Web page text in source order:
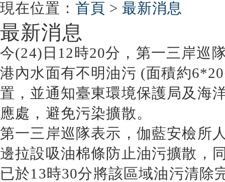
:::
現在位置 ： 首頁 > 最新消息
最新消息
今(24)日12時20分，第一三岸巡
港內水面有不明油污 (面積約
置，並通知臺東環境保護局及海
應處，避免污染擴散。
第一三岸巡隊表示，伽藍安檢所
邊拉設吸油棉條防止油污擴散，
已於13時30分將該區域油污清除